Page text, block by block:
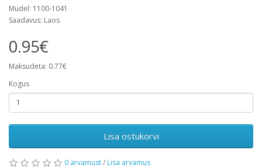
Mudel: 1100-1041
Saadavus: Laos
0.95€
Maksudeta: 0.77€
Kogus
Lisa ostukorvi
0 arvamust/ Lisa arvamus